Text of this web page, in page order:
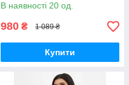
В наявності 20 од.
980 ₴ 1 089 ₴
Купити